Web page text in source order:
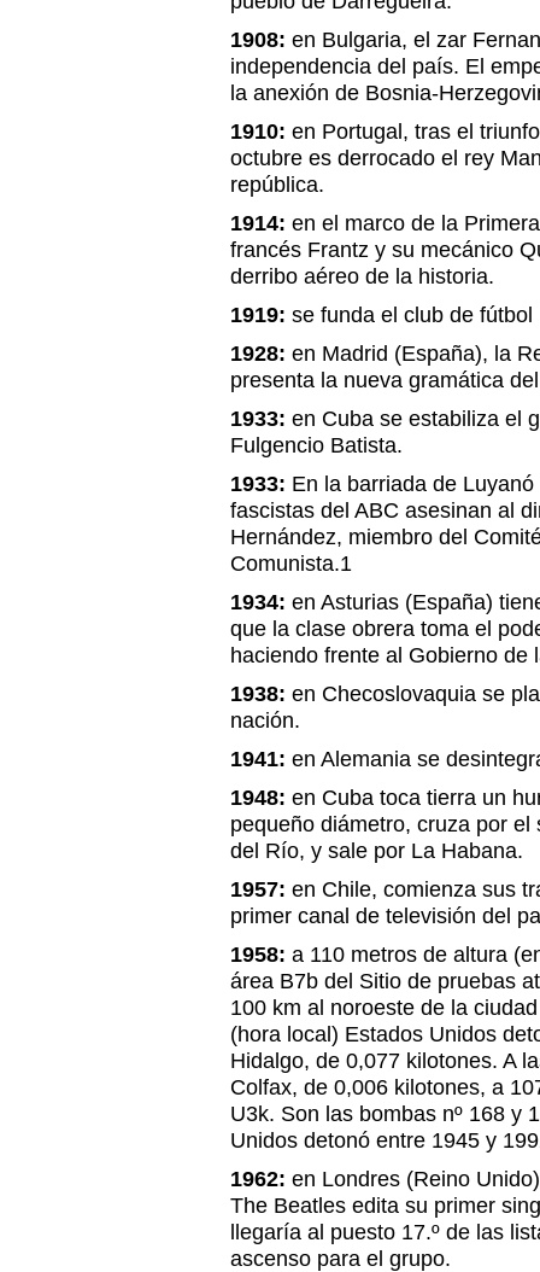
1908: en Bulgaria, el zar
independencia del país. El
la anexión de Bosnia-
1910: en Portugal, tras el
octubre es derrocado el rey
república.
1914: en el marco de la
francés Frantz y su mecánico
derribo aéreo de la historia.
1919: se funda el club de
1928: en Madrid (España), la
presenta la nueva gramática
1933: en Cuba se estabiliza el
Fulgencio Batista.
1933: En la barriada de
fascistas del ABC asesinan al
Hernández, miembro del
Comunista.1
1934: en Asturias (España)
que la clase obrera toma el
haciendo frente al Gobierno de
1938: en Checoslovaquia se
nación.
1941: en Alemania se
1948: en Cuba toca tierra un
pequeño diámetro, cruza por
del Río, y sale por La Habana.
1957: en Chile, comienza sus
primer canal de televisión del
1958: a 110 metros de altura
área B7b del Sitio de pruebas
100 km al noroeste de la
(hora local) Estados Unidos
Hidalgo, de 0,077 kilotones. A
Colfax, de 0,006 kilotones, a
U3k. Son las bombas nº 168 y
Unidos detonó entre 1945 y
1962: en Londres (Reino
The Beatles edita su primer
llegaría al puesto 17.º de las
ascenso para el grupo.